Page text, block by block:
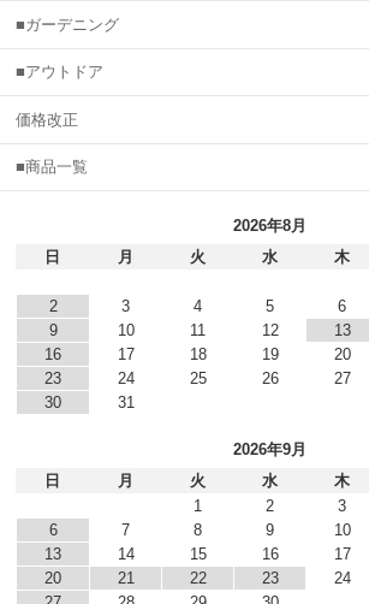
■ガーデニング
■アウトドア
価格改正
■商品一覧
2026年8月
日
月 火 水 木
2
3 4 5 6
9
10 11 12 13
16
17 18 19 20
23
24 25 26 27
30
31
2026年9月
日
月 火 水 木
1
2 3
6
7 8 9 10
13
14 15 16 17
20
21 22 23 24